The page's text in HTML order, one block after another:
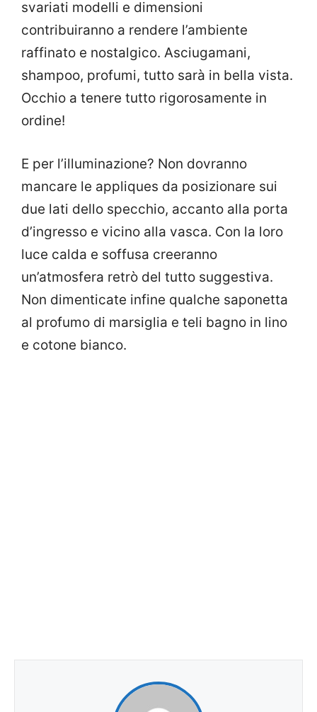
svariati modelli e dimensioni
contribuiranno a rendere l’ambiente
raffinato e nostalgico. Asciugamani,
shampoo, profumi, tutto sarà in bella vista.
Occhio a tenere tutto rigorosamente in
ordine!
E per l’illuminazione? Non dovranno
mancare le appliques da posizionare sui
due lati dello specchio, accanto alla porta
d’ingresso e vicino alla vasca. Con la loro
luce calda e soffusa creeranno
un’atmosfera retrò del tutto suggestiva.
Non dimenticate infine qualche saponetta
al profumo di marsiglia e teli bagno in lino
e cotone bianco.